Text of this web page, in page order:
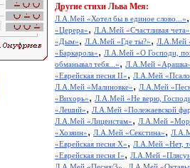
Другие стихи Льва Мея:
Л.А.Мей «Хотел бы в единое слово...»
«Церера», Л.А.Мей «Счастливая чета»
«Дым», Л.А.Мей «Где ты?», Л.А.Мей
«Баркарола», Л.А.Мей «О Господи,
обманывал тебя...», Л.А.Мей
«Еврейская песня II», Л.А.Мей
Л.А.Мей «Малиновке», Л.А.Мей
«Вихорь», Л.А.Мей «Не верю,
«Леший», Л.А.Мей «Полежаевской
Л.А.Мей «Лицеистам», Л.А.Мей
«Хозяин», Л.А.Мей «Секстина»,
«Еврейская песня X», Л.А.Мей «Нет,
«Еврейская песня I», Л.А.Мей
,